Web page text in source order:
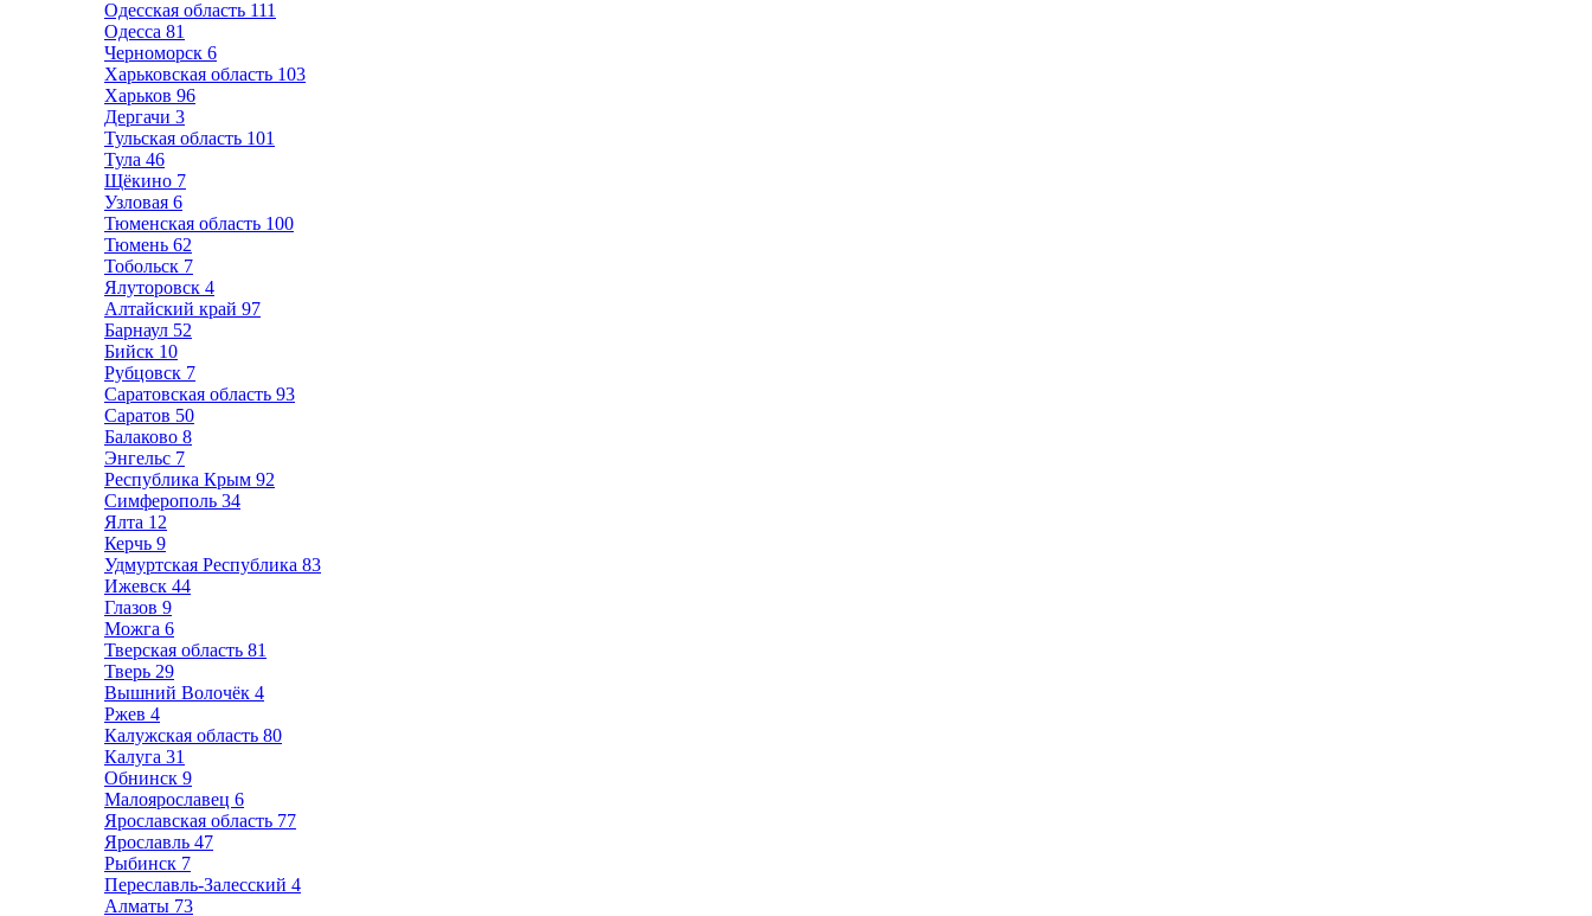
Одесская область 111
Одесса 81
Черноморск 6
Харьковская область 103
Харьков 96
Дергачи 3
Тульская область 101
Тула 46
Щёкино 7
Узловая 6
Тюменская область 100
Тюмень 62
Тобольск 7
Ялуторовск 4
Алтайский край 97
Барнаул 52
Бийск 10
Рубцовск 7
Саратовская область 93
Саратов 50
Балаково 8
Энгельс 7
Республика Крым 92
Симферополь 34
Ялта 12
Керчь 9
Удмуртская Республика 83
Ижевск 44
Глазов 9
Можга 6
Тверская область 81
Тверь 29
Вышний Волочёк 4
Ржев 4
Калужская область 80
Калуга 31
Обнинск 9
Малоярославец 6
Ярославская область 77
Ярославль 47
Рыбинск 7
Переславль-Залесский 4
Алматы 73